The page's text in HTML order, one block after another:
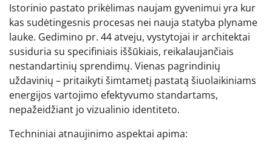
Istorinio pastato prikėlimas naujam gyvenimui yra kur
kas sudėtingesnis procesas nei nauja statyba plyname
lauke. Gedimino pr. 44 atveju, vystytojai ir architektai
susiduria su specifiniais iššūkiais, reikalaujančiais
nestandartinių sprendimų. Vienas pagrindinių
uždavinių – pritaikyti šimtametį pastatą šiuolaikiniams
energijos vartojimo efektyvumo standartams,
nepažeidžiant jo vizualinio identiteto.
Techniniai atnaujinimo aspektai apima: